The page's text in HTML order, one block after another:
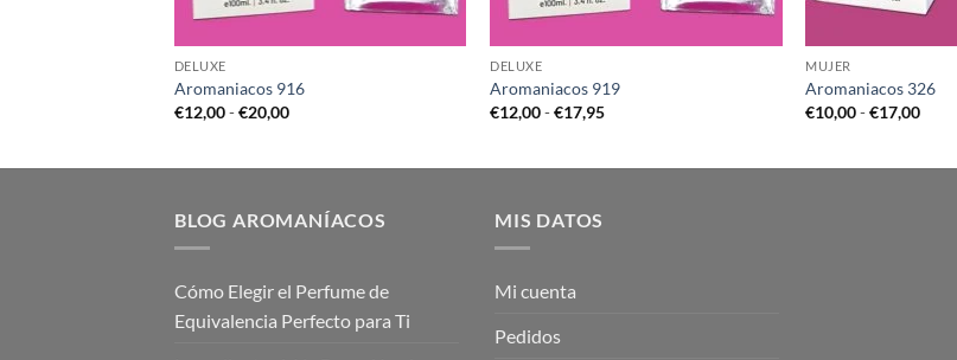
DELUXE
Aromaniacos 916
€12,00-€20,00Rango
€20,00
DELUXE
Aromaniacos 919
€12,00-€17,95Rango
MUJER
Aromaniacos 326
€10,00-€17,00Rango
BLOG AROMANÍACOS
Cómo Elegir el Perfume de
Equivalencia Perfecto para Ti
MIS DATOS
Mi cuenta
Pedidos